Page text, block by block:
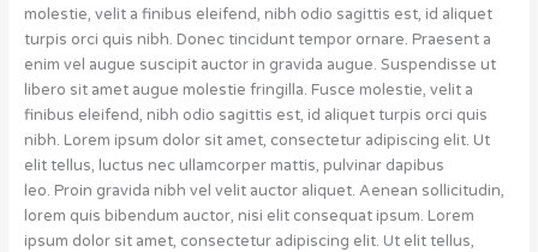
molestie, velit a finibus eleifend, nibh odio sagittis est, id aliquet
turpis orci quis nibh. Donec tincidunt tempor ornare. Praesent a
enim vel augue suscipit auctor in gravida augue. Suspendisse ut
libero sit amet augue molestie fringilla. Fusce molestie, velit a
finibus eleifend, nibh odio sagittis est, id aliquet turpis orci quis
nibh. Lorem ipsum dolor sit amet, consectetur adipiscing elit. Ut
elit tellus, luctus nec ullamcorper mattis, pulvinar dapibus
leo. Proin gravida nibh vel velit auctor aliquet. Aenean sollicitudin,
lorem quis bibendum auctor, nisi elit consequat ipsum. Lorem
ipsum dolor sit amet, consectetur adipiscing elit. Ut elit tellus,